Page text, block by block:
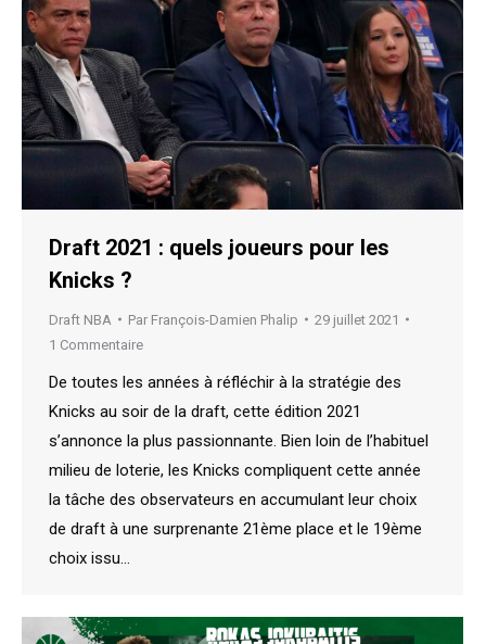
Draft 2021 : quels joueurs pour les
Knicks ?
Draft NBA Par François-Damien Phalip
29 juillet 2021
1 Commentaire
De toutes les années à réfléchir à la stratégie des
Knicks au soir de la draft, cette édition 2021
s’annonce la plus passionnante. Bien loin de l’habituel
milieu de loterie, les Knicks compliquent cette année
la tâche des observateurs en accumulant leur choix
de draft à une surprenante 21ème place et le 19ème
choix issu…